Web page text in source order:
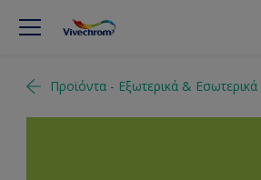
Προϊόντα - Εξωτερικά & Εσωτερικά